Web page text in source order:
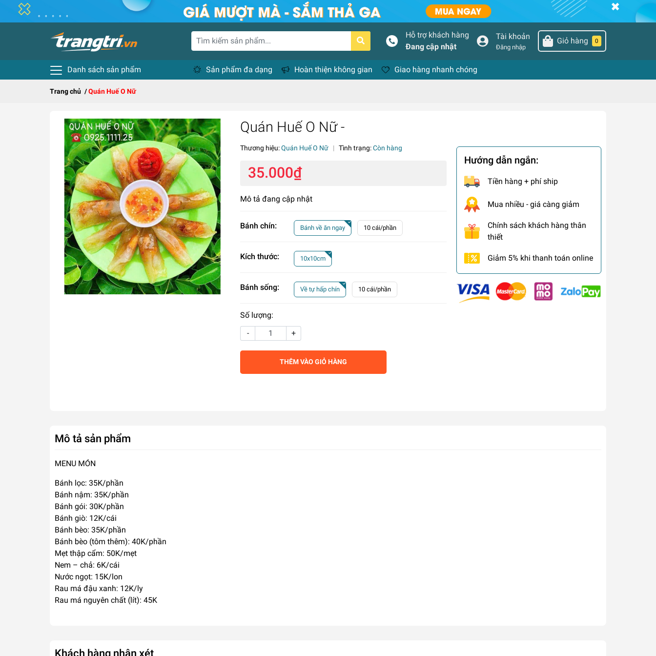
Hỗ trợ khách hàng
Đang cập nhật
Tài khoản
Đăng nhập
Giỏ hàng 0
Danh sách sản phẩm Sản phẩm đa dạng Hoàn thiện không gian Giao hàng nhanh chóng
Trang chủ /Quán Huế O Nữ
Quán Huế O Nữ -
Thương hiệu:Quán Huế O Nữ | Tình trạng:Còn hàng
35.000₫
Mô tả đang cập nhật
Bánh chín: Bánh về ăn ngay 10 cái/phần
Kích thước: 10x10cm
Bánh sống: Về tự hấp chín 10 cái/phần
Số lượng:
-
+
THÊM VÀO GIỎ HÀNG
Hướng dẫn ngắn:
Tiền hàng + phí ship
Mua nhiều - giá càng giảm
Chính sách khách hàng thân
thiết
Giảm 5% khi thanh toán online
Mô tả sản phẩm
MENU MÓN
Bánh lọc: 35K/phần
Bánh nậm: 35K/phần
Bánh gói: 30K/phần
Bánh giò: 12K/cái
Bánh bèo: 35K/phần
Bánh bèo (tôm thêm): 40K/phần
Mẹt thập cẩm: 50K/mẹt
Nem – chả: 6K/cái
Nước ngọt: 15K/lon
Rau má đậu xanh: 12K/ly
Rau má nguyên chất (lít): 45K
Khách hàng nhận xét